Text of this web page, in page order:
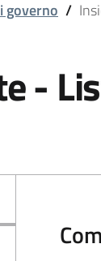
governo /
-